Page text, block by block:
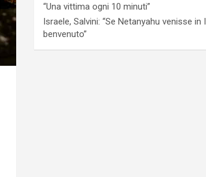
“Una vittima ogni 10 minuti”
Israele, Salvini: “Se Netanyahu venisse in
benvenuto”